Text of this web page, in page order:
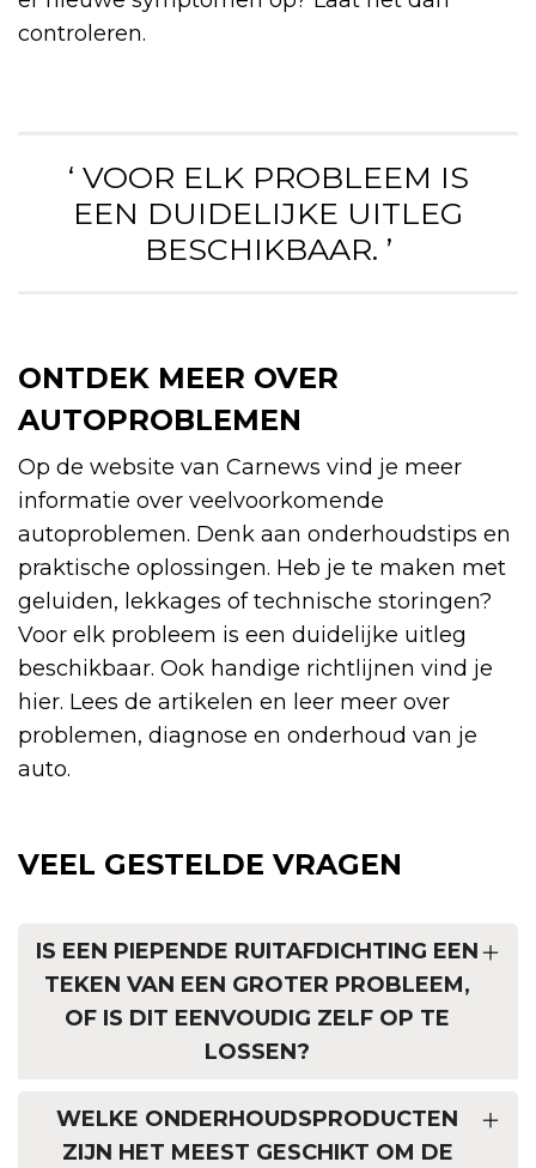
controleren.
‘ VOOR ELK PROBLEEM IS
EEN DUIDELIJKE UITLEG
BESCHIKBAAR. ’
ONTDEK MEER OVER
AUTOPROBLEMEN
Op de website van Carnews vind je meer
informatie over veelvoorkomende
autoproblemen. Denk aan onderhoudstips en
praktische oplossingen. Heb je te maken met
geluiden, lekkages of technische storingen?
Voor elk probleem is een duidelijke uitleg
beschikbaar. Ook handige richtlijnen vind je
hier. Lees de artikelen en leer meer over
problemen, diagnose en onderhoud van je
auto.
VEEL GESTELDE VRAGEN
IS EEN PIEPENDE RUITAFDICHTING EEN
TEKEN VAN EEN GROTER PROBLEEM,
OF IS DIT EENVOUDIG ZELF OP TE
LOSSEN?
WELKE ONDERHOUDSPRODUCTEN
ZIJN HET MEEST GESCHIKT OM DE